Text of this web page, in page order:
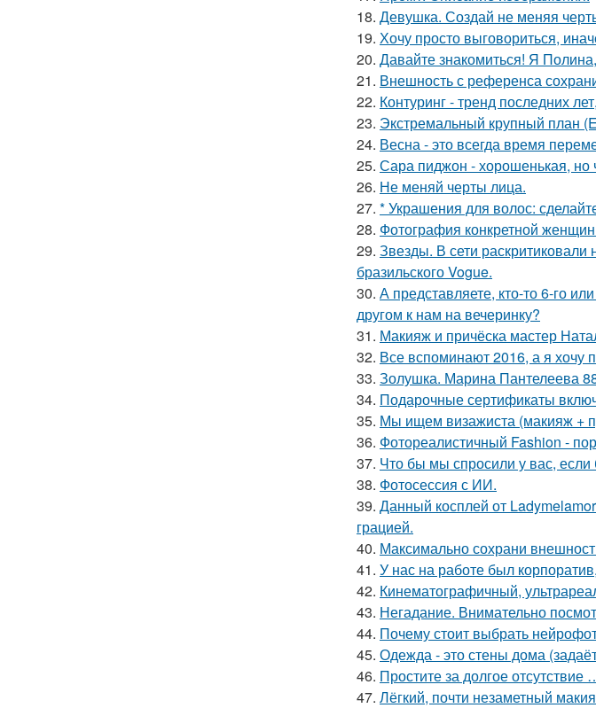
18. Девушка. Создай не меняя
19. Хочу просто выговориться,
20. Давайте знакомиться! Я
21. Внешность с референса
22. Контуринг - тренд последних
23. Экстремальный крупный план
24. Весна - это всегда время
25. Сара пиджон - хорошенькая, но
26. Не меняй черты лица.
27. * Украшения для волос:
28. Фотография конкретной
29. Звезды. В сети
бразильского Vogue.
30. А представляете, кто-то 6-го
другом к нам на вечеринку?
31. Макияж и причёска мастер
32. Все вспоминают 2016, а я хочу
33. Золушка. Марина Пантелеева
34. Подарочные сертификаты
35. Мы ищем визажиста (макияж +
36. Фотореалистичный Fashion -
37. Что бы мы спросили у вас,
38. Фотосессия с ИИ.
39. Данный косплей от
грацией.
40. Максимально сохрани
41. У нас на работе был
42. Кинематографичный,
43. Негадание. Внимательно
44. Почему стоит выбрать
45. Одежда - это стены дома
46. Простите за долгое
47. Лёгкий, почти незаметный